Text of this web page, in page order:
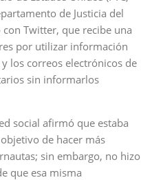
de Justicia del
Twitter, que recibe una
por utilizar información
los correos electrónicos de
sin informarlos
social afirmó que estaba
de hacer más
sin embargo, no hizo
que esa misma